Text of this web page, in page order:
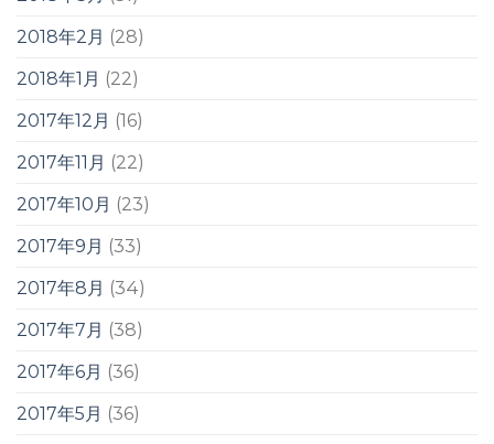
2018年2月 (28)
2018年1月 (22)
2017年12月 (16)
2017年11月 (22)
2017年10月 (23)
2017年9月 (33)
2017年8月 (34)
2017年7月 (38)
2017年6月 (36)
2017年5月 (36)